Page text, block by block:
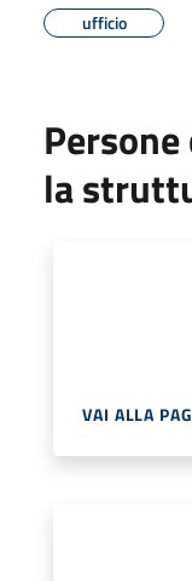
ufficio
la
VAI ALLA